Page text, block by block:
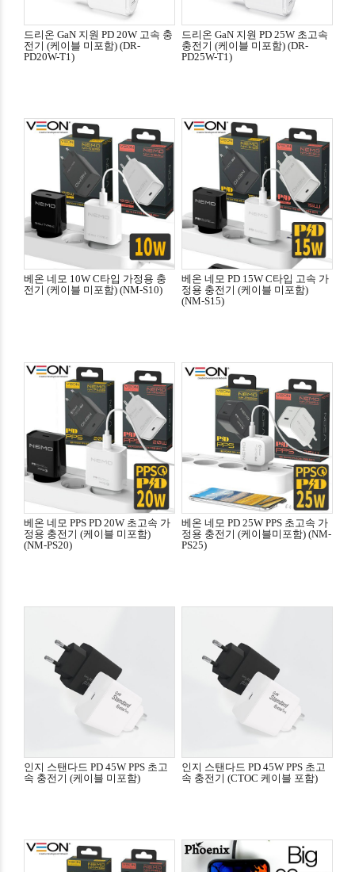
드리온 GaN 지원 PD 20W 고속 충
전기 (케이블 미포함) (DR-
PD20W-T1)
드리온 GaN 지원 PD 25W 초고속
충전기 (케이블 미포함) (DR-
PD25W-T1)
베온 네모 10W C타입 가정용 충
전기 (케이블 미포함) (NM-S10)
베온 네모 PD 15W C타입 고속 가
정용 충전기 (케이블 미포함)
(NM-S15)
베온 네모 PPS PD 20W 초고속 가
정용 충전기 (케이블 미포함)
(NM-PS20)
베온 네모 PD 25W PPS 초고속 가
정용 충전기 (케이블미포함) (NM-
PS25)
인지 스탠다드 PD 45W PPS 초고
속 충전기 (케이블 미포함)
인지 스탠다드 PD 45W PPS 초고
속 충전기 (CTOC 케이블 포함)